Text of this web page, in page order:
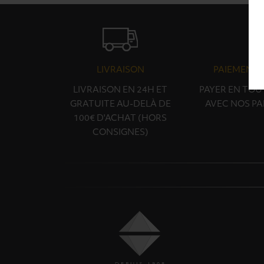
LIVRAISON
LIVRAISON EN 24H ET
GRATUITE AU-DELÀ DE
100€ D'ACHAT (HORS
CONSIGNES)
PAIEMENT
PAYER EN
AVEC NOS